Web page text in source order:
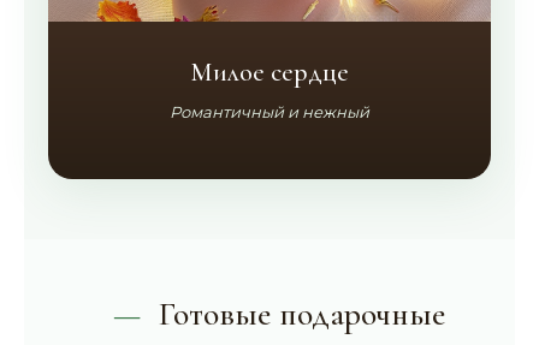
Милое сердце
Романтичный и нежный
Готовые подарочные